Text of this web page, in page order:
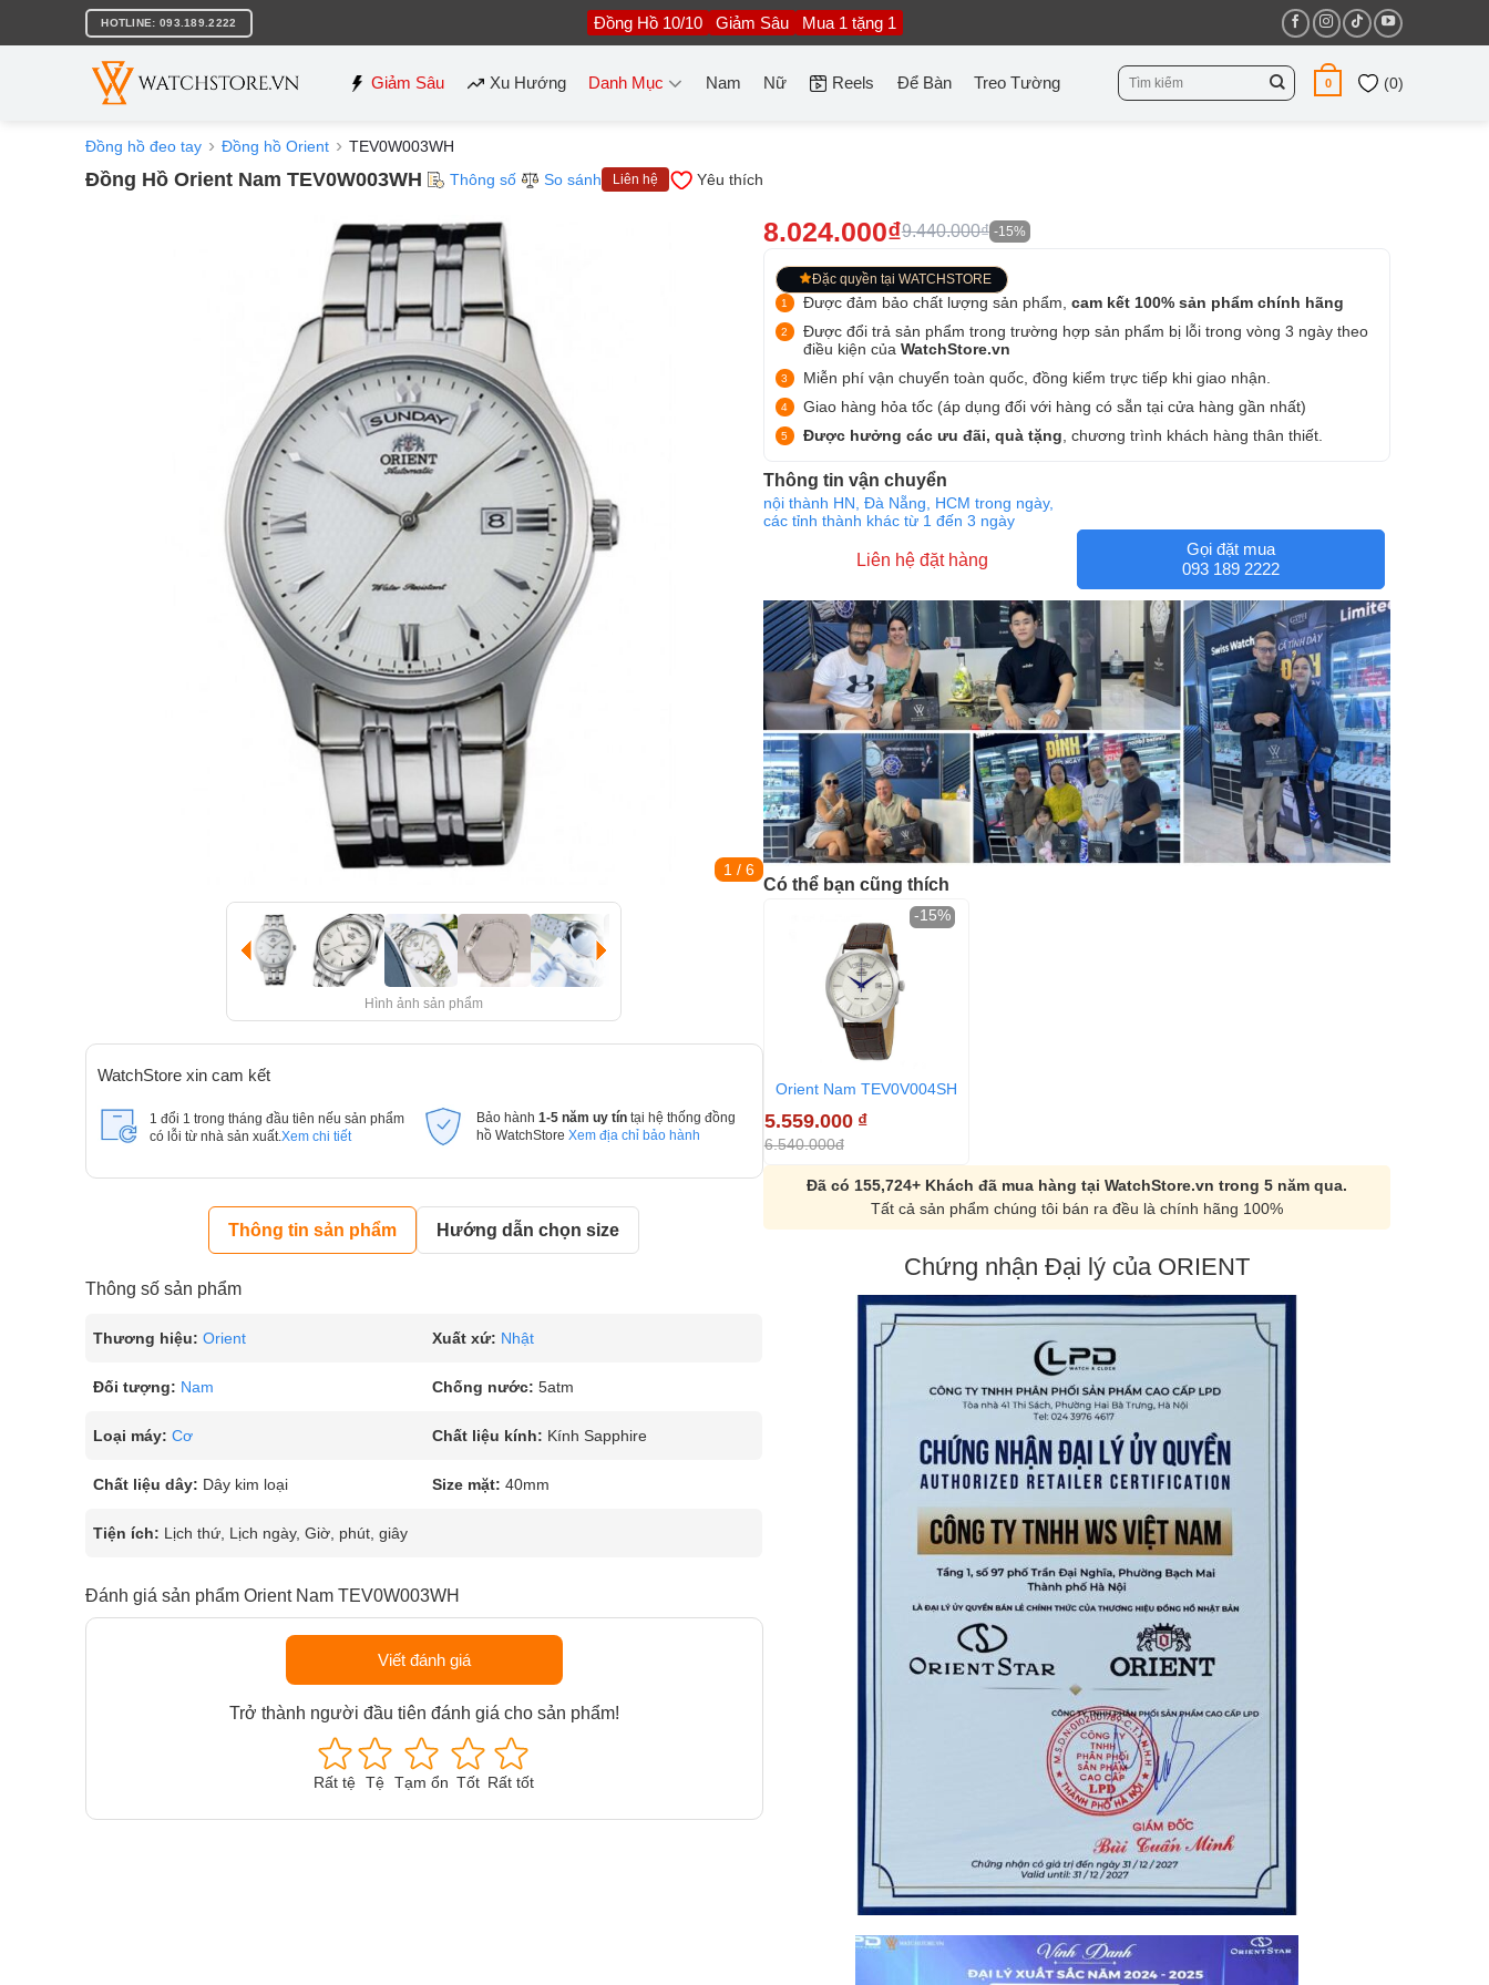
nội
HOTLINE: 093.189.2222 Đồng Hồ 10/10 Giảm Sâu Mua 1 tặng 1
Giảm Sâu Xu Hướng Danh Mục Nam Nữ Reels Để Bàn Treo Tường
Tìm
kiếm:
0 (0)
Đồng hồ đeo tay Đồng hồ Orient TEV0W003WH
Đồng Hồ Orient Nam TEV0W003WH Thông số So sánh Liên hệ Yêu thích
1 / 6
Hình ảnh sản phẩm
WatchStore xin cam kết
1 đổi 1 trong tháng đầu tiên nếu sản phẩm
có lỗi từ nhà sản xuất. Xem chi tiết
Bảo hành 1-5 năm uy tín tại hệ thống đồng
hồ WatchStore Xem địa chỉ bảo hành
Thông tin sản phẩm Hướng dẫn chọn size
Thông số sản phẩm
Thương hiệu: Orient Xuất xứ: Nhật
Đối tượng: Nam Chống nước: 5atm
Loại máy: Cơ Chất liệu kính: Kính Sapphire
Chất liệu dây: Dây kim loại Size mặt: 40mm
Tiện ích: Lịch thứ, Lịch ngày, Giờ, phút, giây
Đánh giá sản phẩm Orient Nam TEV0W003WH
Viết đánh giá
Trở thành người đầu tiên đánh giá cho sản phẩm!
Rất tệ Tệ Tạm ổn Tốt Rất tốt
8.024.000₫9.440.000₫ -15%
Đặc quyền tại WATCHSTORE
Được đảm bảo chất lượng sản phẩm, cam kết 100% sản phẩm chính hãng
Được đổi trả sản phẩm trong trường hợp sản phẩm bị lỗi trong vòng 3 ngày theo
điều kiện của WatchStore.vn
Miễn phí vận chuyển toàn quốc, đồng kiểm trực tiếp khi giao nhận.
Giao hàng hỏa tốc (áp dụng đối với hàng có sẵn tại cửa hàng gần nhất)
Được hưởng các ưu đãi, quà tặng , chương trình khách hàng thân thiết.
Thông tin vận chuyển
nội thành HN, Đà Nẵng, HCM trong ngày,
các tỉnh thành khác từ 1 đến 3 ngày
Liên hệ đặt hàng
Gọi đặt mua
093 189 2222
Có thể bạn cũng thích
Orient Nam TEV0V004SH
5.559.000 ₫
6.540.000đ
-15%
Đã có 155,724+ Khách đã mua hàng tại WatchStore.vn trong 5 năm qua.
Tất cả sản phẩm chúng tôi bán ra đều là chính hãng 100%
Chứng nhận Đại lý của ORIENT